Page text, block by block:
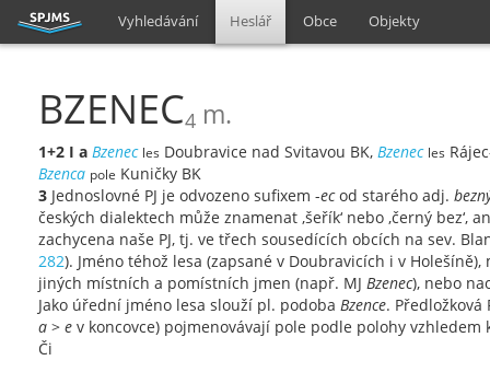
Vyhledávání Heslář Obce Objekty
BZENEC4 m.
1+2 I a Bzenec les Doubravice nad Svitavou BK, Bzenec les
Bzenca pole Kuničky BK
3 Jednoslovné PJ je odvozeno sufixem -ecod starého adj.
českých dialektech může znamenat ‚šeřík‘ nebo ‚černý
zachycena naše PJ, tj. ve třech sousedících obcích na sev.
282). Jméno téhož lesa (zapsané v Doubravicích i v
jiných místních a pomístních jmen (např. MJ Bzenec), nebo
Jako úřední jméno lesa slouží pl. podoba Bzence.
a > e v koncovce) pojmenovávají pole podle polohy vzhledem
Či